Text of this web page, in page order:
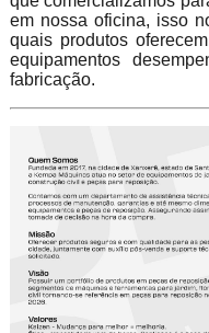
em nossa oficina, isso
quais produtos
equipamentos
fabricação.